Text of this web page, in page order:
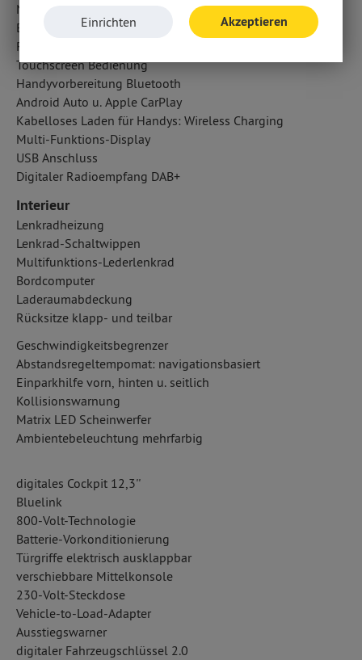
Navigationssystem
Bose Soundsystem
Radio
Touchscreen Bedienung
Handyvorbereitung Bluetooth
Android Auto u. Apple CarPlay
Kabelloses Laden für Handys: Wireless Charging
Multi-Funktions-Display
USB Anschluss
Digitaler Radioempfang DAB+
Interieur
Lenkradheizung
Lenkrad-Schaltwippen
Multifunktions-Lederlenkrad
Bordcomputer
Laderaumabdeckung
Rücksitze klapp- und teilbar
Geschwindigkeitsbegrenzer
Abstandsregeltempomat: navigationsbasiert
Einparkhilfe vorn, hinten u. seitlich
Kollisionswarnung
Matrix LED Scheinwerfer
Ambientebeleuchtung mehrfarbig
digitales Cockpit 12,3''
Bluelink
800-Volt-Technologie
Batterie-Vorkonditionierung
Türgriffe elektrisch ausklappbar
verschiebbare Mittelkonsole
230-Volt-Steckdose
Vehicle-to-Load-Adapter
Ausstiegswarner
digitaler Fahrzeugschlüssel 2.0
Einrichten Akzeptieren